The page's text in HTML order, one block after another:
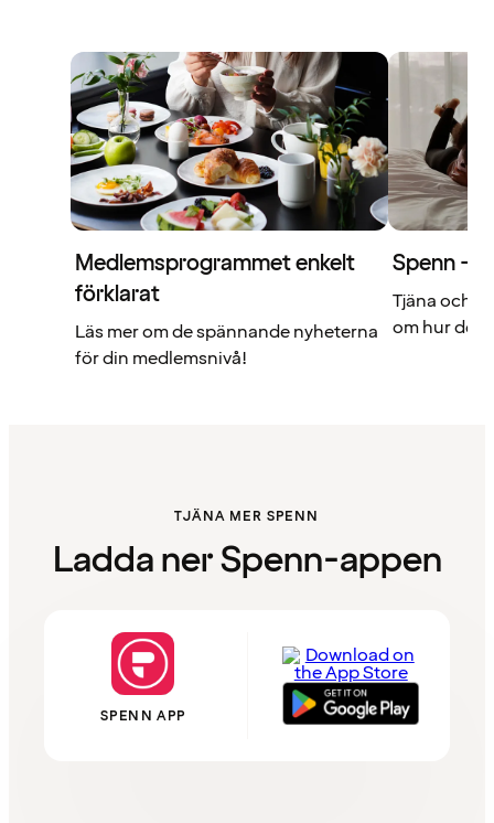
Medlemsprogrammet enkelt
förklarat
Läs mer om de spännande nyheterna
för din medlemsnivå!
Spenn –
Tjäna och
om hur det
TJÄNA MER SPENN
Ladda ner Spenn-appen
SPENN APP